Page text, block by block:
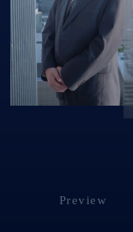
Preview